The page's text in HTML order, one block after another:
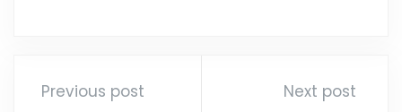
Previous post Next post